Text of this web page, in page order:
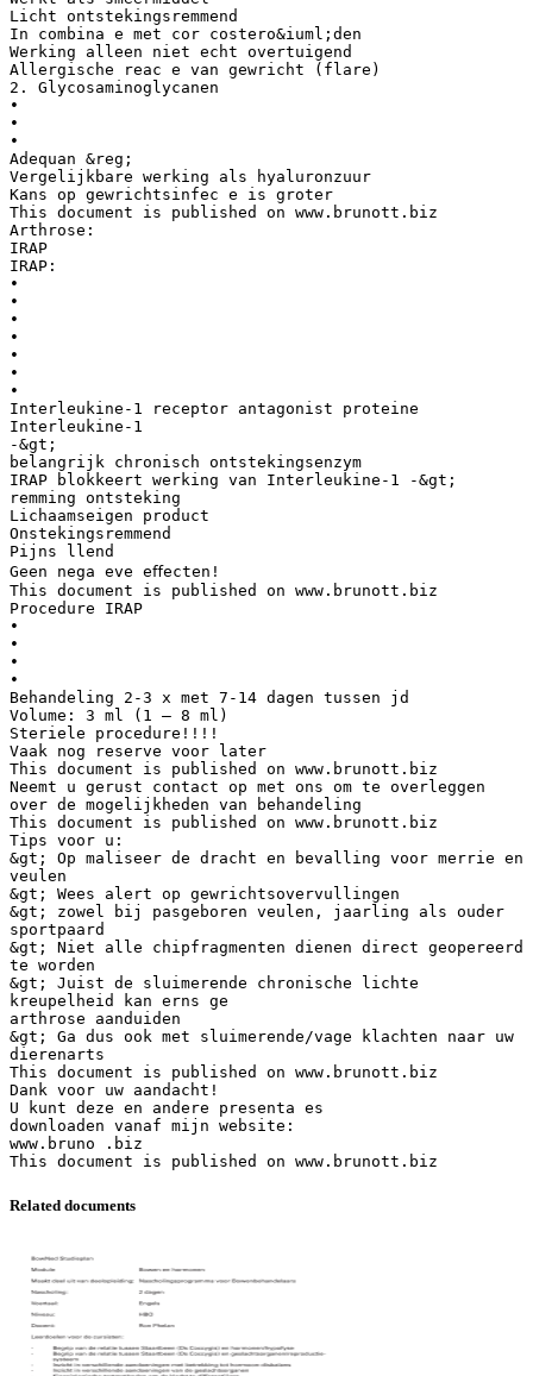
Licht ontstekingsremmend
In combina e met cor costero&iuml;den
Werking alleen niet echt overtuigend
Allergische reac e van gewricht (flare)
2. Glycosaminoglycanen
•
•
•
Adequan &reg;
Vergelijkbare werking als hyaluronzuur
Kans op gewrichtsinfec e is groter
This document is published on www.brunott.biz
Arthrose:
IRAP
IRAP:
•
•
•
•
•
•
•
Interleukine-1 receptor antagonist proteine
Interleukine-1
-&gt;
belangrijk chronisch ontstekingsenzym
IRAP blokkeert werking van Interleukine-1 -&gt;
remming ontsteking
Lichaamseigen product
Onstekingsremmend
Pijns llend
Geen nega eve eﬀecten!
This document is published on www.brunott.biz
Procedure IRAP
•
•
•
•
Behandeling 2-3 x met 7-14 dagen tussen jd
Volume: 3 ml (1 – 8 ml)
Steriele procedure!!!!
Vaak nog reserve voor later
This document is published on www.brunott.biz
Neemt u gerust contact op met ons om te overleggen
over de mogelijkheden van behandeling
This document is published on www.brunott.biz
Tips voor u:
&gt; Op maliseer de dracht en bevalling voor merrie en
veulen
&gt; Wees alert op gewrichtsovervullingen
&gt; zowel bij pasgeboren veulen, jaarling als ouder
sportpaard
&gt; Niet alle chipfragmenten dienen direct geopereerd
te worden
&gt; Juist de sluimerende chronische lichte
kreupelheid kan erns ge
arthrose aanduiden
&gt; Ga dus ook met sluimerende/vage klachten naar uw
dierenarts
This document is published on www.brunott.biz
Dank voor uw aandacht!
U kunt deze en andere presenta es
downloaden vanaf mijn website:
www.bruno .biz
Related documents